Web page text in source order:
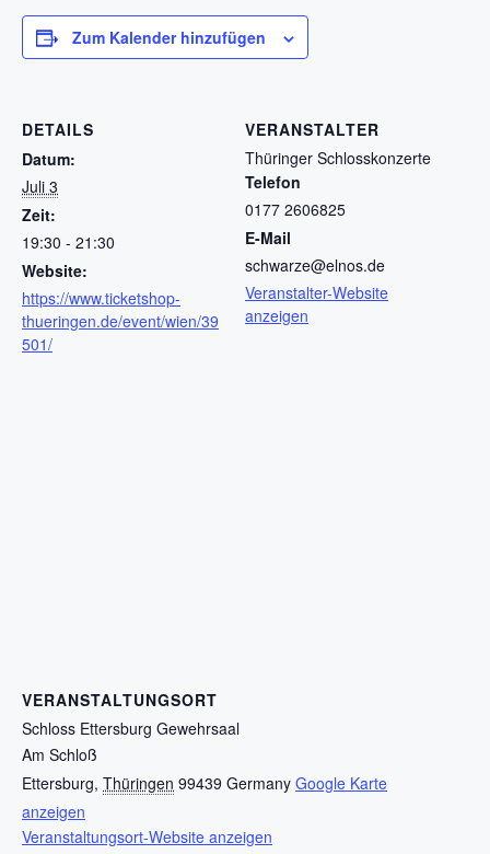
Zum Kalender hinzufügen
DETAILS
Datum:
Juli 3
Zeit:
19:30 - 21:30
Website:
https://www.ticketshop-
thueringen.de/event/wien/39
501/
VERANSTALTER
Thüringer Schlosskonzerte
Telefon
0177 2606825
E-Mail
schwarze@elnos.de
Veranstalter-Website
anzeigen
VERANSTALTUNGSORT
Schloss Ettersburg Gewehrsaal
Am Schloß
Ettersburg, Thüringen 99439 Germany Google Karte
anzeigen
Veranstaltungsort-Website anzeigen